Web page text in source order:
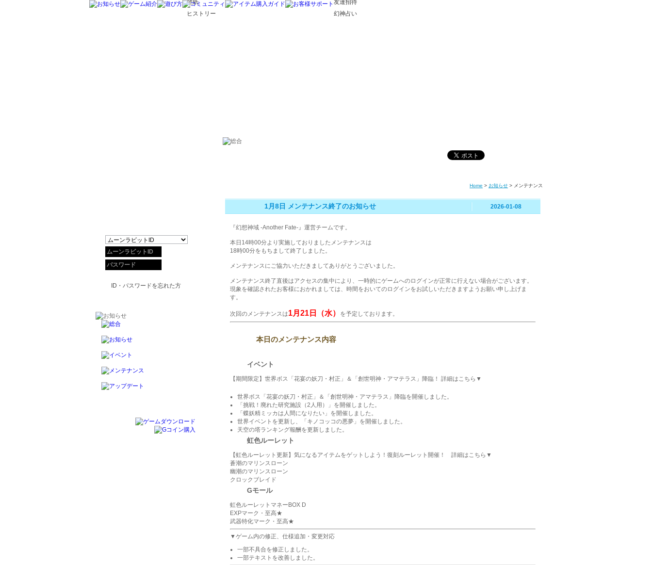
壁紙
ヒストリー
友達招待
幻神占い
Home > お知らせ > メンテナンス
1月8日 メンテナンス終了のお知らせ 2026-01-08
『幻想神域 -Another Fate-』運営チームです。
本日14時00分より実施しておりましたメンテナンスは
18時00分をもちまして終了しました。
メンテナンスにご協力いただきましてありがとうございました。
メンテナンス終了直後はアクセスの集中により、一時的にゲームへのログインが正常に行えない場合がございます。
現象を確認されたお客様におかれましては、時間をおいてのログインをお試しいただきますようお願い申し上げま
す。
次回のメンテナンスは1月21日（水） を予定しております。
本日のメンテナンス内容
イベント
【期間限定】世界ボス「花宴の妖刀・村正」＆「創世明神・アマテラス」降臨！ 詳細はこちら▼
世界ボス「花宴の妖刀・村正」＆「創世明神・アマテラス」降臨を開催しました。
「挑戦！廃れた研究施設（2人用）」を開催しました。
「蝶妖精ミッカは人間になりたい」を開催しました。
世界イベントを更新し、「キノコッコの悪夢」を開催しました。
天空の塔ランキング報酬を更新しました。
虹色ルーレット
【虹色ルーレット更新】気になるアイテムをゲットしよう！復刻ルーレット開催！ 詳細はこちら▼
蒼潮のマリンスローン
幽潮のマリンスローン
クロックブレイド
Gモール
虹色ルーレットマネーBOX D
EXPマーク・至高★
武器特化マーク・至高★
▼ゲーム内の修正、仕様追加・変更対応
一部不具合を修正しました。
一部テキストを改善しました。
ID・パスワードを忘れた方